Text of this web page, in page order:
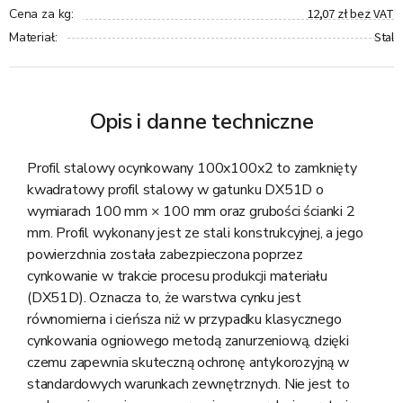
Cena za kg: 12,07 zł bez VAT
Materiał: Stal
Opis i danne techniczne
Profil stalowy ocynkowany 100x100x2 to zamknięty
kwadratowy profil stalowy w gatunku DX51D o
wymiarach 100 mm × 100 mm oraz grubości ścianki 2
mm. Profil wykonany jest ze stali konstrukcyjnej, a jego
powierzchnia została zabezpieczona poprzez
cynkowanie w trakcie procesu produkcji materiału
(DX51D). Oznacza to, że warstwa cynku jest
równomierna i cieńsza niż w przypadku klasycznego
cynkowania ogniowego metodą zanurzeniową, dzięki
czemu zapewnia skuteczną ochronę antykorozyjną w
standardowych warunkach zewnętrznych. Nie jest to